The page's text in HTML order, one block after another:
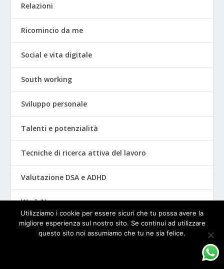
Relazioni
Ricomincio da me
Social e vita digitale
South working
Sviluppo personale
Talenti e potenzialità
Tecniche di ricerca attiva del lavoro
Valutazione DSA e ADHD
Work News
ARCHIVI
Utilizziamo i cookie per essere sicuri che tu possa avere la
migliore esperienza sul nostro sito. Se continui ad utilizzare
questo sito noi assumiamo che tu ne sia felice.